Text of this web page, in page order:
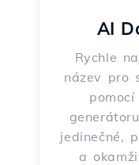
AI
Rychle
název pro
jedinečné,
a